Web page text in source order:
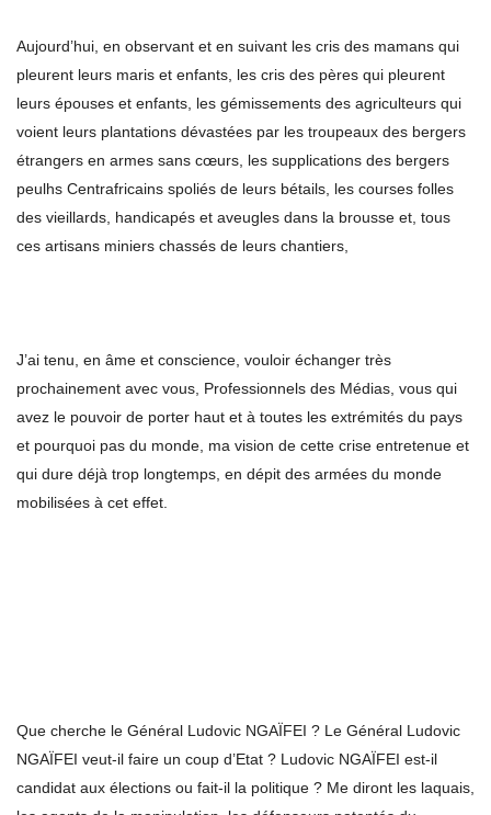
Aujourd’hui, en observant et en suivant les cris des mamans qui
pleurent leurs maris et enfants, les cris des pères qui pleurent
leurs épouses et enfants, les gémissements des agriculteurs qui
voient leurs plantations dévastées par les troupeaux des bergers
étrangers en armes sans cœurs, les supplications des bergers
peulhs Centrafricains spoliés de leurs bétails, les courses folles
des vieillards, handicapés et aveugles dans la brousse et, tous
ces artisans miniers chassés de leurs chantiers,
J’ai tenu, en âme et conscience, vouloir échanger très
prochainement avec vous, Professionnels des Médias, vous qui
avez le pouvoir de porter haut et à toutes les extrémités du pays
et pourquoi pas du monde, ma vision de cette crise entretenue et
qui dure déjà trop longtemps, en dépit des armées du monde
mobilisées à cet effet.
Que cherche le Général Ludovic NGAÏFEI ? Le Général Ludovic
NGAÏFEI veut-il faire un coup d’Etat ? Ludovic NGAÏFEI est-il
candidat aux élections ou fait-il la politique ? Me diront les laquais,